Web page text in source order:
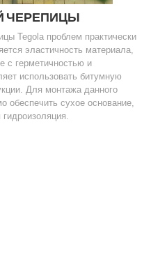
ЧЕРЕПИЦЫ
Tegola проблем практически
эластичность материала,
с герметичностью и
использовать битумную
Для монтажа данного
обеспечить сухое основание,